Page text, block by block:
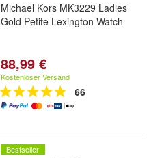
Michael Kors MK3229 Ladies
Gold Petite Lexington Watch
88,99 €
Kostenloser Versand
66
Bestseller